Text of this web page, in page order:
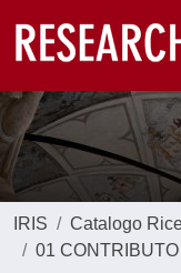
IRIS
Catalogo
01